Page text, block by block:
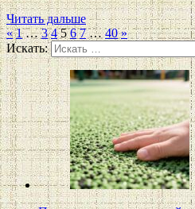
Читать дальше
« 1 … 3 4 5 6 7 … 40 »
Искать: